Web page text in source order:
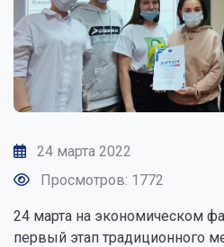
24 марта 2022
Просмотров: 1772
24 марта на экономическом
первый этап традиционного